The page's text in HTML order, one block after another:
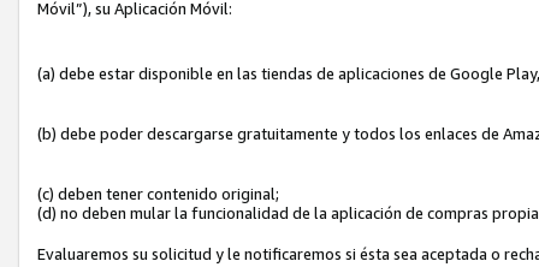
Móvil”), su Aplicación Móvil:
(a) debe estar disponible en las tiendas de aplicaciones de Google
(b) debe poder descargarse gratuitamente y todos los enlaces de
(c) deben tener contenido original;
(d) no deben mular la funcionalidad de la aplicación de compras
Evaluaremos su solicitud y le notificaremos si ésta sea aceptada o